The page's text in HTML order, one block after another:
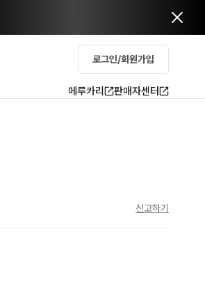
로그인/회원가입
메루카리 판매자센터
신고하기